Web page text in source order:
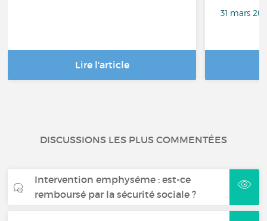
Lire l'article
31 mars
DISCUSSIONS LES PLUS COMMENTÉES
Intervention emphyséme : est-ce
remboursé par la sécurité sociale ?